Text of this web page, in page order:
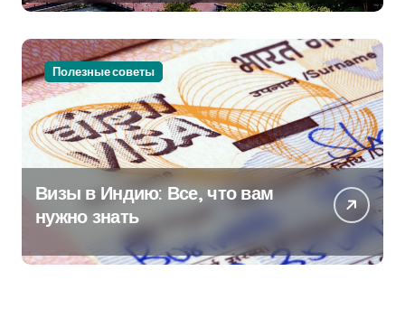
Полезные советы
Визы в Индию: Все, что вам
нужно знать